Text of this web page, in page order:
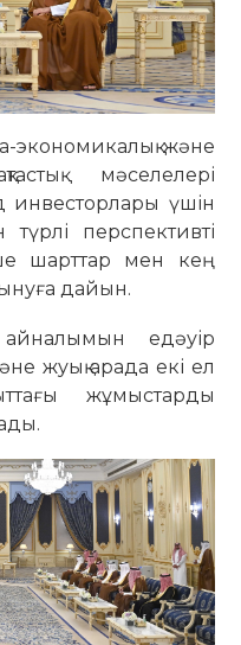
экономикалық және
мәселелері
инвесторлары үшін
перспективті
шарттар мен кең
дайын.
едәуір
жуық арада екі ел
жұмыстарды